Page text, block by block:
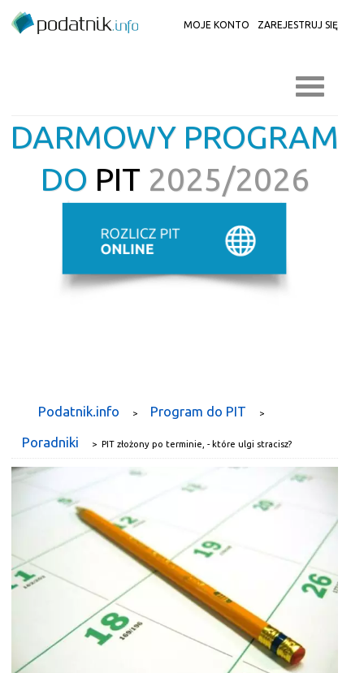
MOJE KONTO ZAREJESTRUJ SIĘ
DARMOWY PROGRAM
DO PIT 2025/2026
Podatnik.info > Program do PIT >
Poradniki > PIT złożony po terminie, - które ulgi stracisz?